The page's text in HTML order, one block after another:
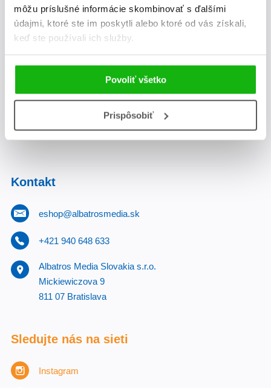
môžu príslušné informácie skombinovať s ďalšími
údajmi, ktoré ste im poskytli alebo ktoré od vás získali,
keď ste používali ich služby.
Povoliť všetko
Prispôsobiť
Zaujíma Vás, aký knižný hit práve vychádza, na aký tovar je
výhodná zľava, aká beží súťaž o ceny?Prihláste sa k odberu
našich e-mailových noviniek!
Vaša emailová adresa
Kontakt
eshop@albatrosmedia.sk
+421 940 648 633
Albatros Media Slovakia s.r.o.
Mickiewiczova 9
811 07 Bratislava
Sledujte nás na sieti
Instagram